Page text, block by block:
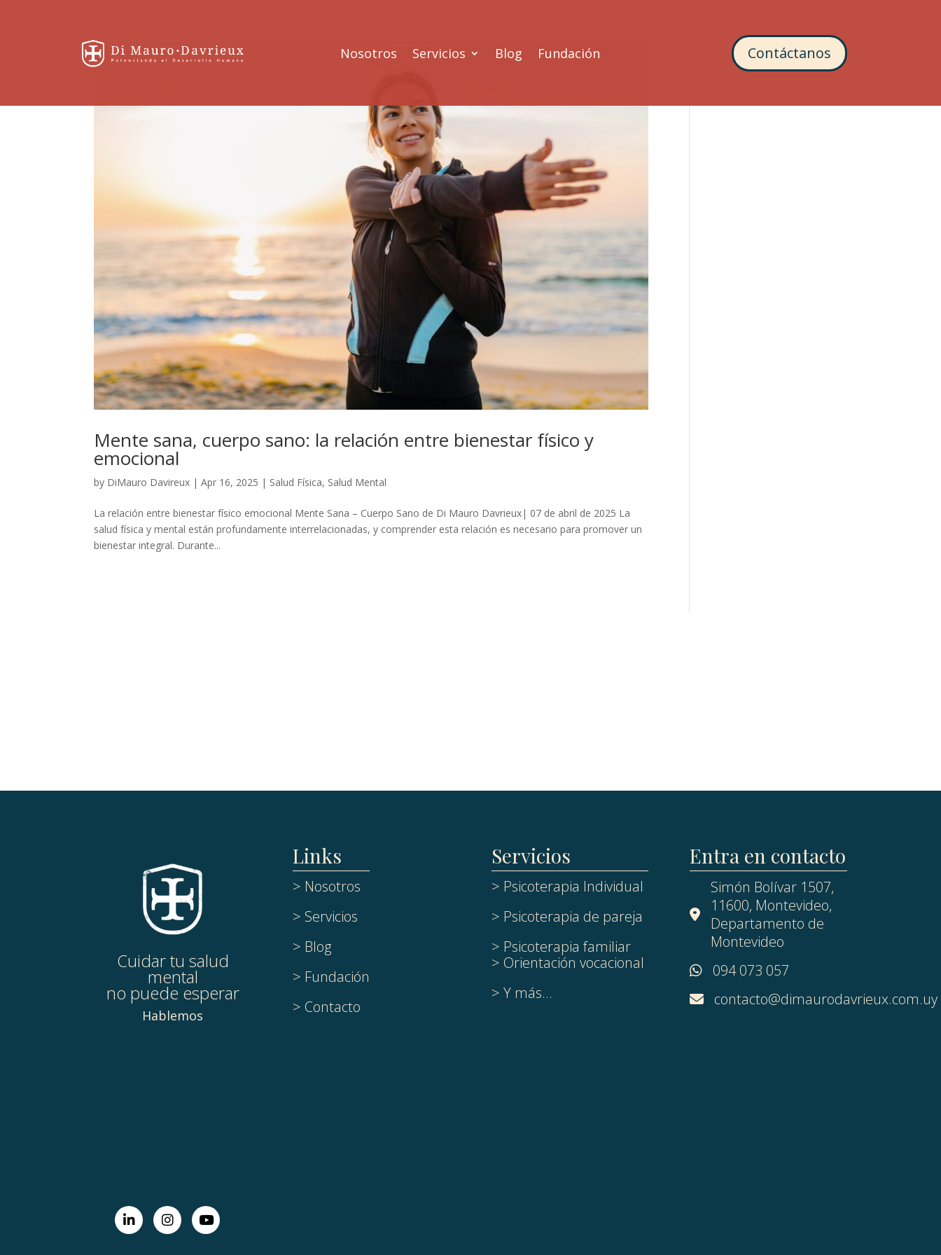
Nosotros Servicios Blog Fundación Contáctanos
Mente sana, cuerpo sano: la relación entre bienestar físico y
emocional
by DiMauro Davireux |Apr 16, 2025 | Salud Física, Salud Mental
La relación entre bienestar físico emocional Mente Sana – Cuerpo Sano de Di Mauro Davrieux| 07 de abril de 2025 La
salud física y mental están profundamente interrelacionadas, y comprender esta relación es necesario para promover un
bienestar integral. Durante...
Cuidar tu salud
mental
no puede esperar
Hablemos
Links
> Nosotros
> Servicios
> Blog
> Fundación
> Contacto
Servicios
> Psicoterapia Individual
> Psicoterapia de pareja
> Psicoterapia familiar
> Orientación vocacional
> Y más...
Entra en contacto
Simón Bolívar 1507,
11600, Montevideo,
Departamento de
Montevideo
094 073 057
contacto@dimaurodavrieux.com.uy